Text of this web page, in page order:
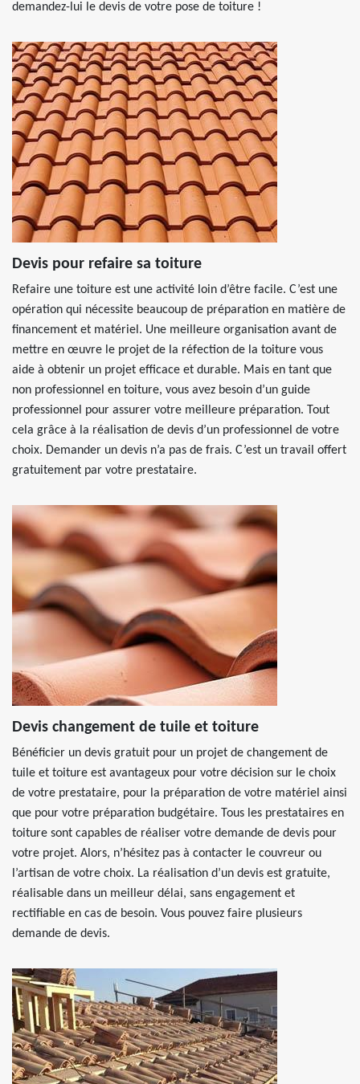
demandez-lui le devis de votre pose de toiture !
Devis pour refaire sa toiture
Refaire une toiture est une activité loin d’être facile. C’est une
opération qui nécessite beaucoup de préparation en matière de
financement et matériel. Une meilleure organisation avant de
mettre en œuvre le projet de la réfection de la toiture vous
aide à obtenir un projet efficace et durable. Mais en tant que
non professionnel en toiture, vous avez besoin d’un guide
professionnel pour assurer votre meilleure préparation. Tout
cela grâce à la réalisation de devis d’un professionnel de votre
choix. Demander un devis n’a pas de frais. C’est un travail offert
gratuitement par votre prestataire.
Devis changement de tuile et toiture
Bénéficier un devis gratuit pour un projet de changement de
tuile et toiture est avantageux pour votre décision sur le choix
de votre prestataire, pour la préparation de votre matériel ainsi
que pour votre préparation budgétaire. Tous les prestataires en
toiture sont capables de réaliser votre demande de devis pour
votre projet. Alors, n’hésitez pas à contacter le couvreur ou
l’artisan de votre choix. La réalisation d’un devis est gratuite,
réalisable dans un meilleur délai, sans engagement et
rectifiable en cas de besoin. Vous pouvez faire plusieurs
demande de devis.